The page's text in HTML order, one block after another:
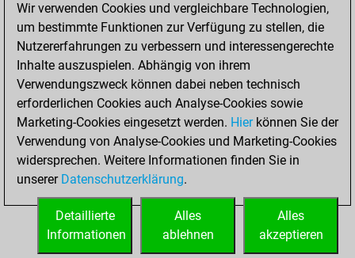
Bauernopfer
0
Matt auf vollem Brett
0
Bauer setzt Matt
Erstickte Matts
Unterverwandlungen
0
Türme auf der siebten
0
STARTSEITE
Wir verwenden Cookies und vergleichbare Technologien,
um bestimmte Funktionen zur Verfügung zu stellen, die
Nutzererfahrungen zu verbessern und interessengerechte
Inhalte auszuspielen. Abhängig von ihrem
Verwendungszweck können dabei neben technisch
erforderlichen Cookies auch Analyse-Cookies sowie
Marketing-Cookies eingesetzt werden. Hierkönnen Sie der
Verwendung von Analyse-Cookies und Marketing-Cookies
widersprechen. Weitere Informationen finden Sie in
unserer Datenschutzerklärung.
Alles
akzeptieren
Alles
ablehnen
Detaillierte
Informationen